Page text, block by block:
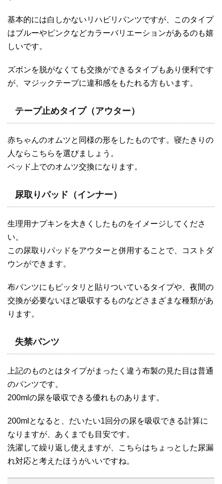
基本的には白しかないリハビリパンツですが、このタイプ
はブルーやピンクなどカラーバリエーションがあるのも嬉
しいです。
ズボンを脱がなくても交換ができるタイプもあり便利です
が、マジックテープに違和感をもたれる方もいます。
テープ止めタイプ（アウター）
赤ちゃんのオムツと同様の形をしたものです。寝たきりの
人ならこちらを選びましょう。
ベッド上でのオムツ交換になります。
尿取りパッド（インナー）
生理用ナプキンを大きくしたものをイメージしてくださ
い。
この尿取りパッドをアウターと併用することで、コストダ
ウンができます。
布パンツにもピッタリと貼りついているタイプや、夜間の
交換が必要ないほど吸収するものなどさまざまな種類があ
ります。
失禁パンツ
上記のものとはタイプがまったく違う布製の見た目は普通
のパンツです。
200mlの尿を吸収できる優れものあります。
200mlとなると、だいたい1回分の尿を吸収できる計算に
なりますが、あくまでも目安です。
洗濯して繰り返し使えますが、こちらはちょっとした尿漏
れ対応と考えたほうがいいですね。